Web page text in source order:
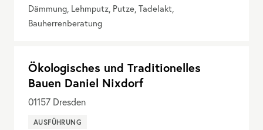
Dämmung, Lehmputz, Putze, Tadelakt,
Bauherrenberatung
Ökologisches und Traditionelles
Bauen Daniel Nixdorf
01157 Dresden
AUSFÜHRUNG